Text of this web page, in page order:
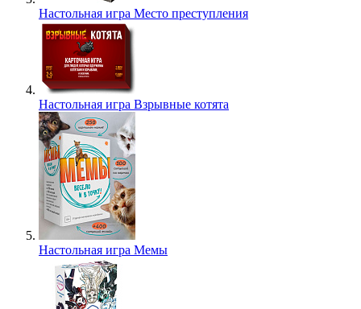
Настольная игра Место преступления
Настольная игра Взрывные котята
Настольная игра Мемы